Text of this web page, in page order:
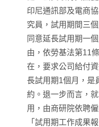
印尼通訊部及電商
究員，試用期間三
同意延長試用期一
由，依勞基法第11
在，要求公司給付
長試用期1個月，是
約。退一步而言，
用，由商研院依聘
「試用期工作成果